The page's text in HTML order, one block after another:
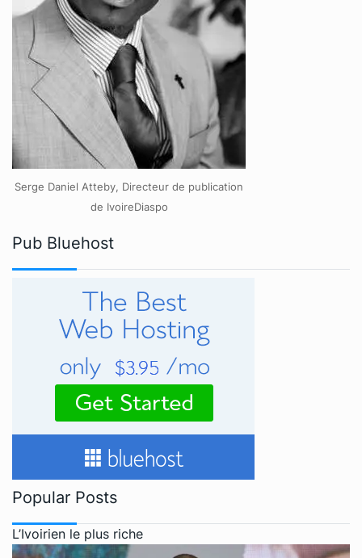
Serge Daniel Atteby, Directeur de publication
de IvoireDiaspo
Pub Bluehost
Popular Posts
L’Ivoirien le plus riche